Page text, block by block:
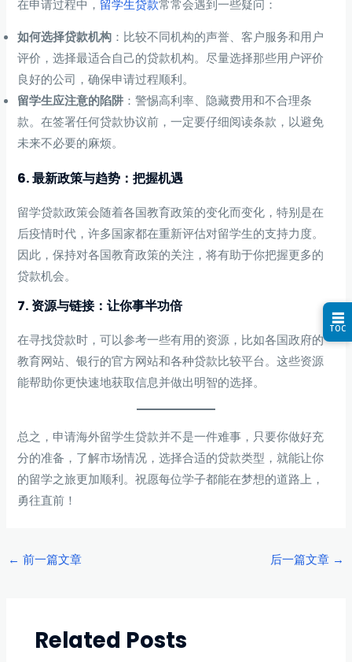
在申请过程中， 留学生贷款常常会遇到一些疑问：
如何选择贷款机构 ：比较不同机构的声誉、客户服务和用户
评价，选择最适合自己的贷款机构。尽量选择那些用户评价
良好的公司，确保申请过程顺利。
留学生应注意的陷阱 ：警惕高利率、隐藏费用和不合理条
款。在签署任何贷款协议前，一定要仔细阅读条款，以避免
未来不必要的麻烦。
6. 最新政策与趋势：把握机遇
留学贷款政策会随着各国教育政策的变化而变化，特别是在
后疫情时代，许多国家都在重新评估对留学生的支持力度。
因此，保持对各国教育政策的关注，将有助于你把握更多的
贷款机会。
7. 资源与链接：让你事半功倍
在寻找贷款时，可以参考一些有用的资源，比如各国政府的
教育网站、银行的官方网站和各种贷款比较平台。这些资源
能帮助你更快速地获取信息并做出明智的选择。
总之，申请海外留学生贷款并不是一件难事，只要你做好充
分的准备，了解市场情况，选择合适的贷款类型，就能让你
的留学之旅更加顺利。祝愿每位学子都能在梦想的道路上，
勇往直前！
Post
← 前一篇文章 后一篇文章 →
Related Posts
☰
TOC